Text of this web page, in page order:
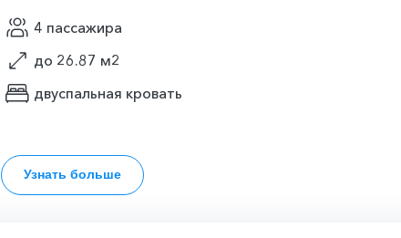
4 пассажира
до 26.87 м2
двуспальная кровать
Узнать больше